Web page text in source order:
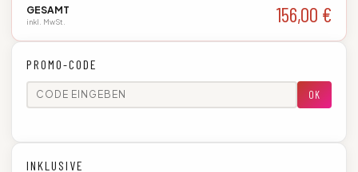
GESAMT
inkl. MwSt. 156,00 €
PROMO-CODE
OK
INKLUSIVE